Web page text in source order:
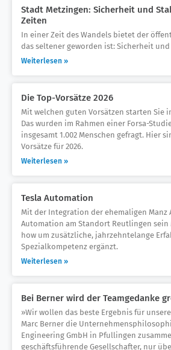
Stadt Metzingen: Sicherheit und
Zeiten
In einer Zeit des Wandels bietet der
das seltener geworden ist: Sicherheit
Weiterlesen »
Die Top-Vorsätze 2026
Mit welchen guten Vorsätzen starten Sie
Das wurden im Rahmen einer Forsa-
insgesamt 1.002 Menschen gefragt. Hier
Vorsätze für 2026.
Weiterlesen »
Tesla Automation
Mit der Integration der ehemaligen Manz
Automation am Standort Reutlingen sein
how um zusätzliche, jahrzehntelange
Spezialkompetenz ergänzt.
Weiterlesen »
Bei Berner wird der Teamgedanke
»Wir wollen das beste Ergebnis für
Marc Berner die
Engineering GmbH in Pfullingen
geschäftsführende Gesellschafter, nur